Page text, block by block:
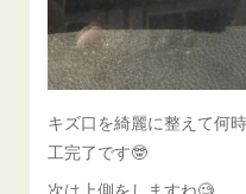
キズ口を綺麗に整えて何
工完了です🤓